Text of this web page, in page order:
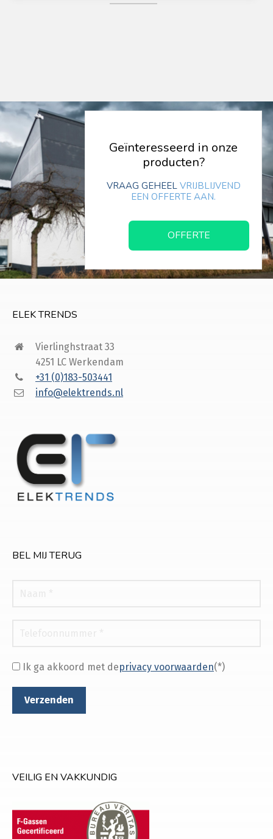
Geïnteresseerd in onze
producten?
VRAAG GEHEEL VRIJBLIJVEND
EEN OFFERTE AAN.
OFFERTE
ELEK TRENDS
Vierlinghstraat 33
4251 LC Werkendam
+31 (0)183-503441
info@elektrends.nl
BEL MIJ TERUG
Ik ga akkoord met deprivacy voorwaarden(*)
VEILIG EN VAKKUNDIG